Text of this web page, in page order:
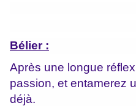
Bélier :
Après une longue
passion, et entamerez
déjà.